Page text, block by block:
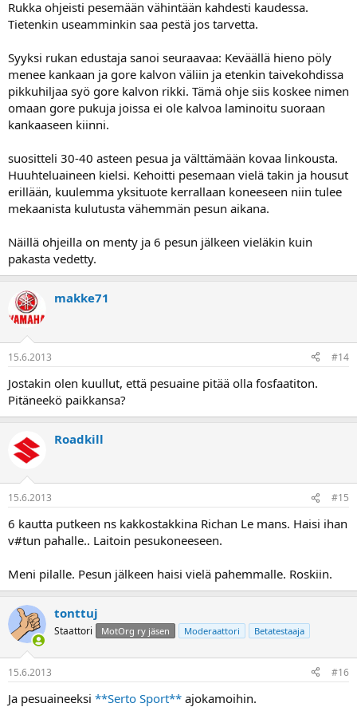
Rukka ohjeisti pesemään vähintään kahdesti kaudessa.
Tietenkin useamminkin saa pestä jos tarvetta.
Syyksi rukan edustaja sanoi seuraavaa: Keväällä hieno pöly
menee kankaan ja gore kalvon väliin ja etenkin taivekohdissa
pikkuhiljaa syö gore kalvon rikki. Tämä ohje siis koskee nimen
omaan gore pukuja joissa ei ole kalvoa laminoitu suoraan
kankaaseen kiinni.
suositteli 30-40 asteen pesua ja välttämään kovaa linkousta.
Huuhteluaineen kielsi. Kehoitti pesemaan vielä takin ja housut
erillään, kuulemma yksituote kerrallaan koneeseen niin tulee
mekaanista kulutusta vähemmän pesun aikana.
Näillä ohjeilla on menty ja 6 pesun jälkeen vieläkin kuin
pakasta vedetty.
makke71
15.6.2013 #14
Jostakin olen kuullut, että pesuaine pitää olla fosfaatiton.
Pitäneekö paikkansa?
Roadkill
15.6.2013 #15
6 kautta putkeen ns kakkostakkina Richan Le mans. Haisi ihan
v#tun pahalle.. Laitoin pesukoneeseen.
Meni pilalle. Pesun jälkeen haisi vielä pahemmalle. Roskiin.
tonttuj
Staattori MotOrg ry jäsen Moderaattori Betatestaaja
15.6.2013 #16
Ja pesuaineeksi **Serto Sport** ajokamoihin.